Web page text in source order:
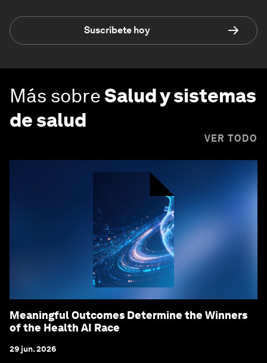
Suscríbete hoy
Más sobreSalud y sistemas
de salud
VER TODO
Meaningful Outcomes Determine the Winners
of the Health AI Race
29 jun. 2026